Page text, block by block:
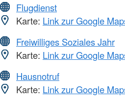
Flugdienst
Karte: Link zur Google
Freiwilliges Soziales Jahr
Karte: Link zur Google
Hausnotruf
Karte: Link zur Google